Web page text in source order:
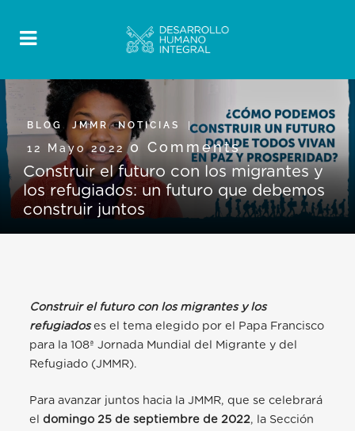
BLOG ,JMMR,NOTICIAS
12 Mayo 20220 Comments
Construir el futuro con los migrantes y
los refugiados: un futuro que debemos
construir juntos
Construir el futuro con los migrantes y los
refugiadoses el tema elegido por el Papa Francisco
para la 108ª Jornada Mundial del Migrante y del
Refugiado (JMMR).
Para avanzar juntos hacia la JMMR, que se celebrará
eldomingo 25 de septiembre de 2022, la Sección